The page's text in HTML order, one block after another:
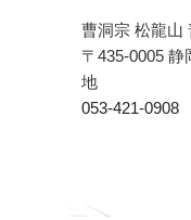
曹洞宗 松龍山
〒435-0005
地
053-421-0908